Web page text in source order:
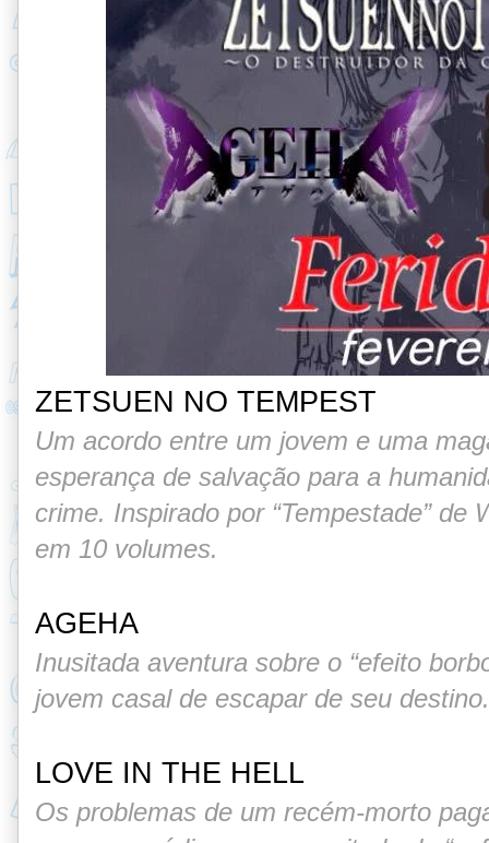
ZETSUEN NO TEMPEST
Um acordo entre um jovem e uma
esperança de salvação para a
crime. Inspirado por “Tempestade” de
em 10 volumes.
AGEHA
Inusitada aventura sobre o “efeito
jovem casal de escapar de seu
LOVE IN THE HELL
Os problemas de um recém-morto